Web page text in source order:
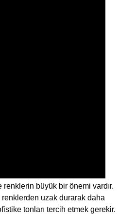
büyük bir önemi vardır.
uzak durarak daha
tonları tercih etmek gerekir.